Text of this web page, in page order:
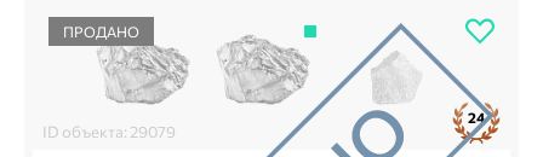
ПРОДАНО
ID объекта: 29079
24